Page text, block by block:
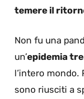
temere il
Non fu una
un’epidemia
l’intero
sono riusciti a